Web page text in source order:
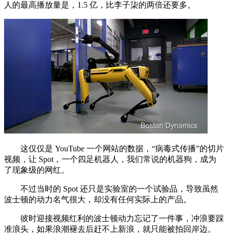
人的最高播放量是，1.5 亿，比李子柒的两倍还要多。
这仅仅是 YouTube 一个网站的数据，“病毒式传播”的切片
视频，让 Spot，一个四足机器人，我们常说的机器狗，成为
了现象级的网红。
不过当时的 Spot 还只是实验室的一个试验品，导致虽然
波士顿的动力名气很大，却没有任何实际上的产品。
彼时迎接视频红利的波士顿动力忘记了一件事，冲浪要踩
准浪头，如果浪潮褪去后赶不上新浪，就只能被拍回岸边。